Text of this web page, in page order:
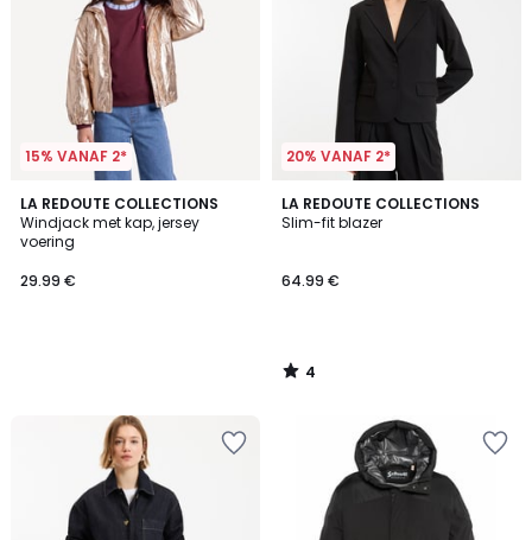
15% VANAF 2*
LA REDOUTE COLLECTIONS
Windjack met kap, jersey
voering
29.99 €
20% VANAF 2*
LA REDOUTE COLLECTIONS
Slim-fit blazer
64.99 €
4
/
4
/